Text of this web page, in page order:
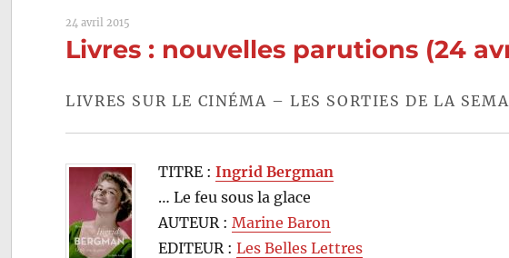
24 avril 2015
Livres : nouvelles parutions (24
LIVRES SUR LE CINÉMA – LES SORTIES DE LA
TITRE :Ingrid Bergman
… Le feu sous la glace
AUTEUR :Marine Baron
EDITEUR :Les Belles Lettres